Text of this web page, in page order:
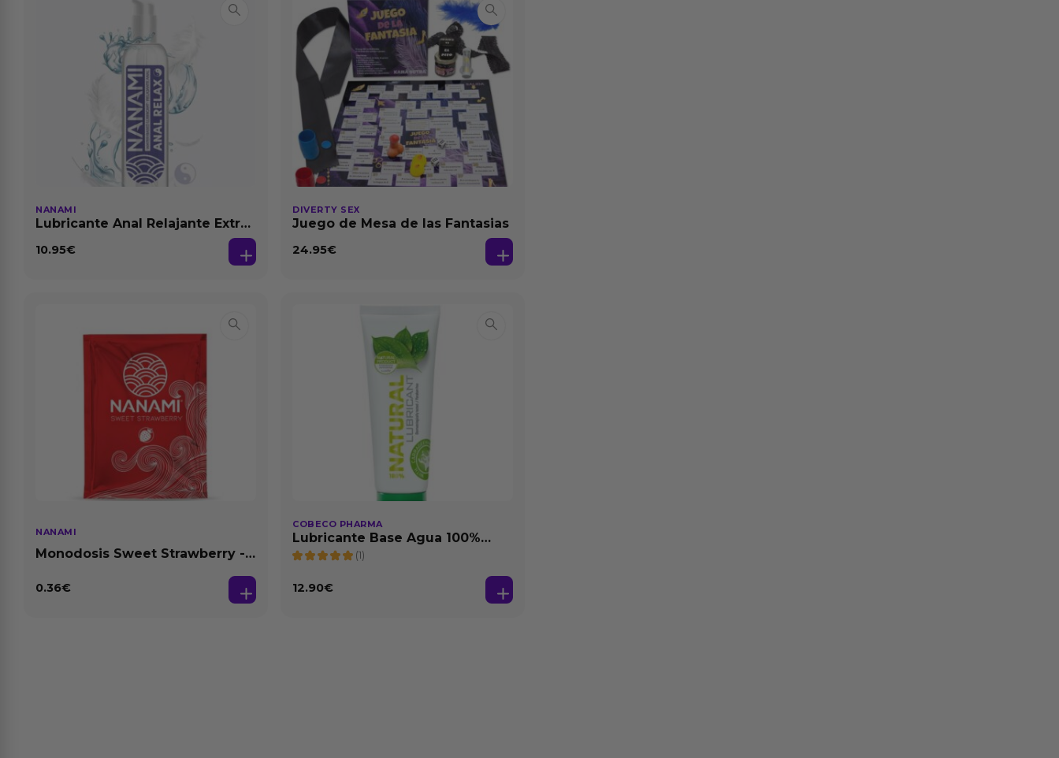
NANAMI
Lubricante Anal Relajante Extra
10.95€
DIVERTY SEX
Juego de Mesa de las Fantasias
24.95€
NANAMI
Monodosis Sweet Strawberry -
0.36€
COBECO PHARMA
Lubricante Base Agua 100%
Natural 125 ml
(1)
12.90€